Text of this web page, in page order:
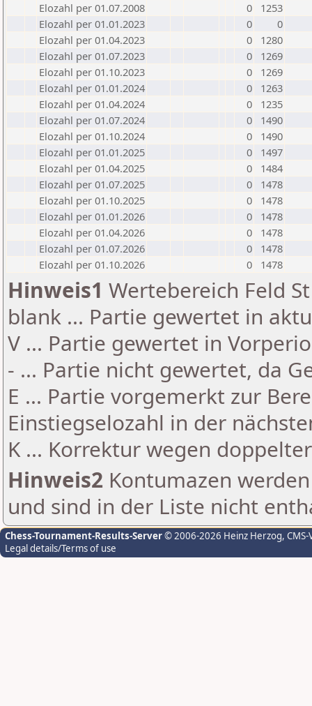
Elozahl per 01.07.2008
0
1253
Elozahl per 01.01.2023
0
0
Elozahl per 01.04.2023
0
1280
Elozahl per 01.07.2023
0
1269
Elozahl per 01.10.2023
0
1269
Elozahl per 01.01.2024
0
1263
Elozahl per 01.04.2024
0
1235
Elozahl per 01.07.2024
0
1490
Elozahl per 01.10.2024
0
1490
Elozahl per 01.01.2025
0
1497
Elozahl per 01.04.2025
0
1484
Elozahl per 01.07.2025
0
1478
Elozahl per 01.10.2025
0
1478
Elozahl per 01.01.2026
0
1478
Elozahl per 01.04.2026
0
1478
Elozahl per 01.07.2026
0
1478
Elozahl per 01.10.2026
0 1478
Hinweis1 Wertebereich Feld
blank ... Partie gewertet in
V ... Partie gewertet in
- ... Partie nicht gewertet, da
E ... Partie vorgemerkt zur
Einstiegselozahl in der
K ... Korrektur wegen
Hinweis2 Kontumazen
und sind in der Liste nicht
Chess-Tournament-Results-Server© 2006-2026 Heinz Herzog,
Legal details/Terms of use